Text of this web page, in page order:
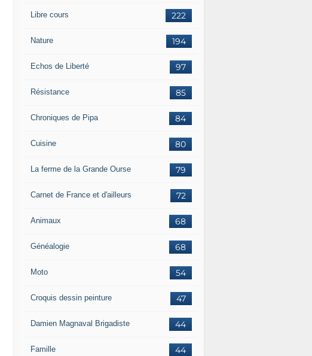
222
Libre cours
194
Nature
97
Echos de Liberté
85
Résistance
84
Chroniques de Pipa
80
Cuisine
79
La ferme de la Grande Ourse
72
Carnet de France et d'ailleurs
68
Animaux
68
Généalogie
54
Moto
47
Croquis dessin peinture
44
Damien Magnaval Brigadiste
44
Famille